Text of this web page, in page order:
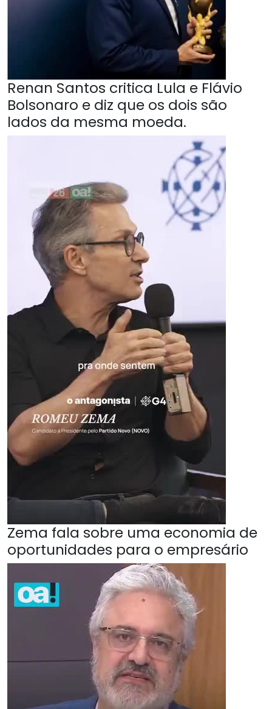
Renan Santos critica Lula e Flávio
Bolsonaro e diz que os dois são
lados da mesma moeda.
Zema fala sobre uma economia de
oportunidades para o empresário